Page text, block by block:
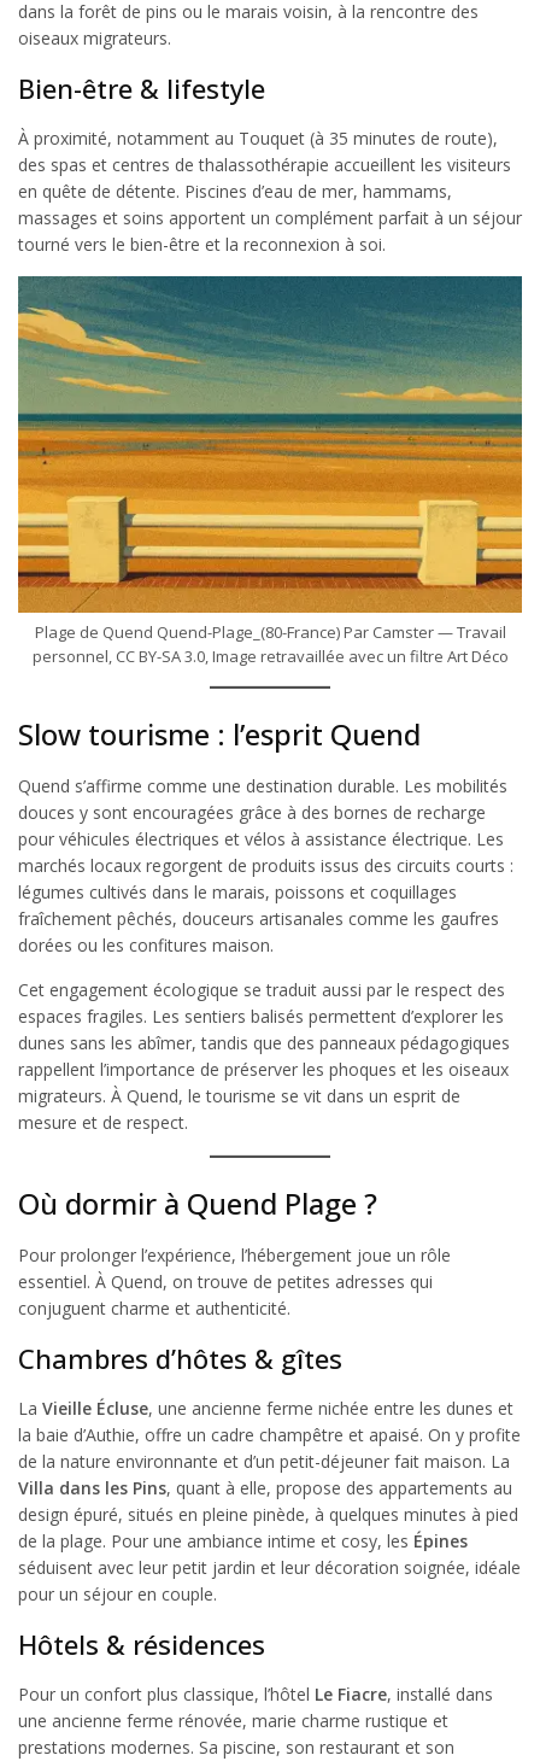
dans la forêt de pins ou le marais voisin, à la rencontre des
oiseaux migrateurs.
Bien-être & lifestyle
À proximité, notamment au Touquet (à 35 minutes de route),
des spas et centres de thalassothérapie accueillent les visiteurs
en quête de détente. Piscines d’eau de mer, hammams,
massages et soins apportent un complément parfait à un séjour
tourné vers le bien-être et la reconnexion à soi.
Plage de Quend Quend-Plage_(80-France) Par Camster — Travail
personnel, CC BY-SA 3.0, Image retravaillée avec un filtre Art Déco
Slow tourisme : l’esprit Quend
Quend s’affirme comme une destination durable. Les mobilités
douces y sont encouragées grâce à des bornes de recharge
pour véhicules électriques et vélos à assistance électrique. Les
marchés locaux regorgent de produits issus des circuits courts :
légumes cultivés dans le marais, poissons et coquillages
fraîchement pêchés, douceurs artisanales comme les gaufres
dorées ou les confitures maison.
Cet engagement écologique se traduit aussi par le respect des
espaces fragiles. Les sentiers balisés permettent d’explorer les
dunes sans les abîmer, tandis que des panneaux pédagogiques
rappellent l’importance de préserver les phoques et les oiseaux
migrateurs. À Quend, le tourisme se vit dans un esprit de
mesure et de respect.
Où dormir à Quend Plage ?
Pour prolonger l’expérience, l’hébergement joue un rôle
essentiel. À Quend, on trouve de petites adresses qui
conjuguent charme et authenticité.
Chambres d’hôtes & gîtes
La Vieille Écluse, une ancienne ferme nichée entre les dunes et
la baie d’Authie, offre un cadre champêtre et apaisé. On y profite
de la nature environnante et d’un petit-déjeuner fait maison. La
Villa dans les Pins, quant à elle, propose des appartements au
design épuré, situés en pleine pinède, à quelques minutes à pied
de la plage. Pour une ambiance intime et cosy, les Épines
séduisent avec leur petit jardin et leur décoration soignée, idéale
pour un séjour en couple.
Hôtels & résidences
Pour un confort plus classique, l’hôtel Le Fiacre, installé dans
une ancienne ferme rénovée, marie charme rustique et
prestations modernes. Sa piscine, son restaurant et son